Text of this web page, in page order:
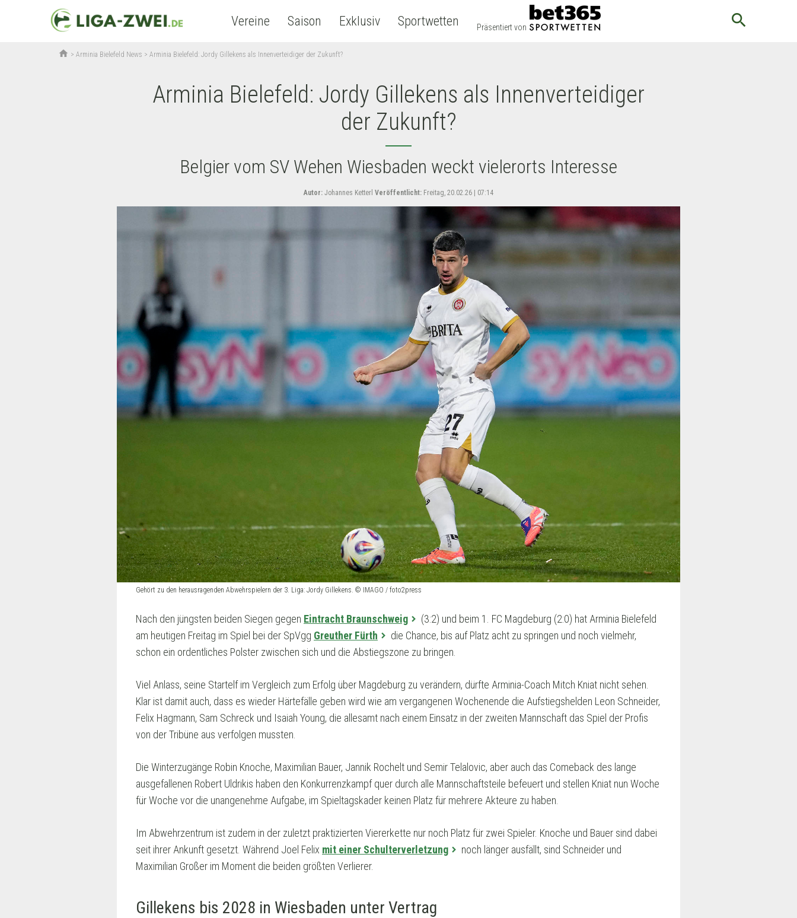
Vereine Saison Exklusiv Sportwetten Präsentiert von search
home > Arminia Bielefeld News > Arminia Bielefeld: Jordy Gillekens als Innenverteidiger der Zukunft?
Arminia Bielefeld: Jordy Gillekens als Innenverteidiger
der Zukunft?
Belgier vom SV Wehen Wiesbaden weckt vielerorts Interesse
Autor: Johannes Ketterl Veröffentlicht: Freitag, 20.02.26 | 07:14
Gehört zu den herausragenden Abwehrspielern der 3. Liga: Jordy Gillekens. © IMAGO / foto2press
Nach den jüngsten beiden Siegen gegen Eintracht Braunschweig
(3:2) und beim 1. FC Magdeburg (2:0) hat Arminia Bielefeld
am heutigen Freitag im Spiel bei der SpVgg Greuther Fürth
die Chance, bis auf Platz acht zu springen und noch vielmehr,
schon ein ordentliches Polster zwischen sich und die Abstiegszone zu bringen.
Viel Anlass, seine Startelf im Vergleich zum Erfolg über Magdeburg zu verändern, dürfte Arminia-Coach Mitch Kniat nicht sehen.
Klar ist damit auch, dass es wieder Härtefälle geben wird wie am vergangenen Wochenende die Aufstiegshelden Leon Schneider,
Felix Hagmann, Sam Schreck und Isaiah Young, die allesamt nach einem Einsatz in der zweiten Mannschaft das Spiel der Profis
von der Tribüne aus verfolgen mussten.
Die Winterzugänge Robin Knoche, Maximilian Bauer, Jannik Rochelt und Semir Telalovic, aber auch das Comeback des lange
ausgefallenen Robert Uldrikis haben den Konkurrenzkampf quer durch alle Mannschaftsteile befeuert und stellen Kniat nun Woche
für Woche vor die unangenehme Aufgabe, im Spieltagskader keinen Platz für mehrere Akteure zu haben.
Im Abwehrzentrum ist zudem in der zuletzt praktizierten Viererkette nur noch Platz für zwei Spieler. Knoche und Bauer sind dabei
seit ihrer Ankunft gesetzt. Während Joel Felix mit einer Schulterverletzung
noch länger ausfällt, sind Schneider und
Maximilian Großer im Moment die beiden größten Verlierer.
Gillekens bis 2028 in Wiesbaden unter Vertrag